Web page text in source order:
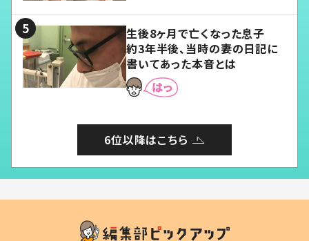
生後8ヶ月で亡くなった息子
約3年半後、当時の妻の日記に
書いてあった本音とは
6位以降はこちら